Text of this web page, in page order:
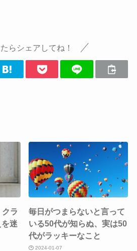
らシェアしてね！
ラ
迷
毎日がつまらないと言って
いる50代が知らぬ、実は50
代がラッキーなこと
2024-01-07